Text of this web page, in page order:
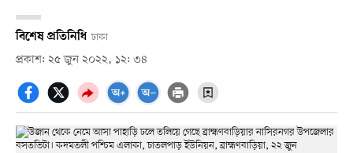
বিশেষ প্রতিনিধি ঢাকা
প্রকাশ: ২৫ জুন ২০২২, ১২: ৩৪